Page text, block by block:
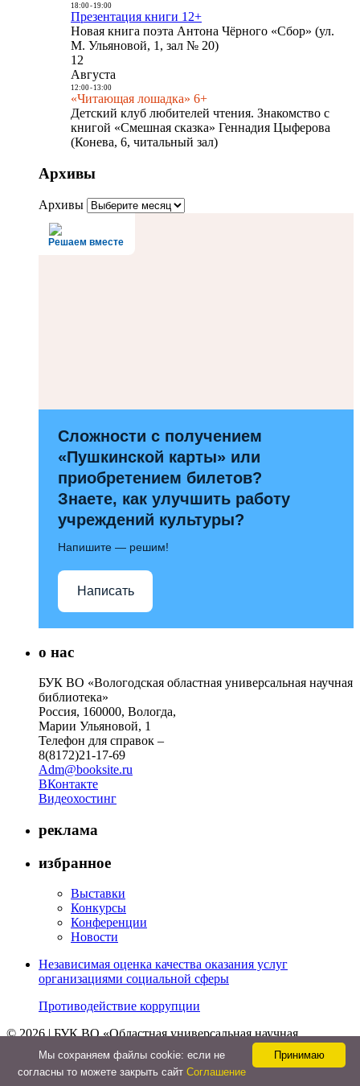
18:00- 19:00
Презентация книги 12+
Новая книга поэта Антона Чёрного «Сбор» (ул.
М. Ульяновой, 1, зал № 20)
12
Августа
12:00- 13:00
«Читающая лошадка» 6+
Детский клуб любителей чтения. Знакомство с
книгой «Смешная сказка» Геннадия Цыферова
(Конева, 6, читальный зал)
Архивы
Архивы
Решаем вместе
Сложности с получением
«Пушкинской карты» или
приобретением билетов?
Знаете, как улучшить работу
учреждений культуры?
Напишите — решим!
Написать
о нас
БУК ВО «Вологодская областная универсальная научная
библиотека»
Россия, 160000, Вологда,
Марии Ульяновой, 1
Телефон для справок –
8(8172)21-17-69
Adm@booksite.ru
ВКонтакте
Видеохостинг
реклама
избранное
Выставки
Конкурсы
Конференции
Новости
Независимая оценка качества оказания услуг
организациями социальной сферы
Противодействие коррупции
© 2026 | БУК ВО «Областная универсальная научная
библиотека»
Принимаю
Мы cохраняем файлы cookie: если не
согласны то можете закрыть сайт Соглашение